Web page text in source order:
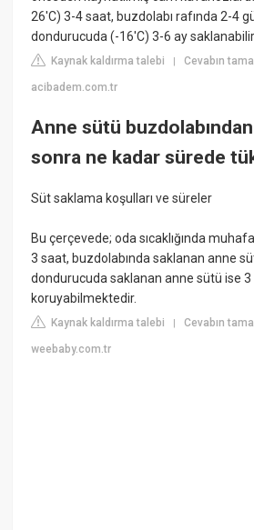
26'C) 3-4 saat, buzdolabı rafında 2-4
dondurucuda (-16'C) 3-6 ay
Kaynak kaldırma talebi |Cevabın
acibadem.com.tr
Anne sütü buzdolabından
sonra ne kadar sürede
Süt saklama koşulları ve süreler
Bu çerçevede; oda sıcaklığında
3 saat, buzdolabında saklanan anne
dondurucuda saklanan anne sütü ise
koruyabilmektedir.
Kaynak kaldırma talebi |Cevabın
weebaby.com.tr